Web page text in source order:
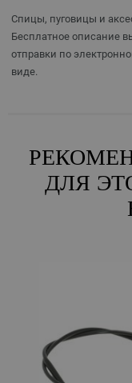
Спицы, пуговицы и
Бесплатное описание
отправки по
виде.
ДЛЯ